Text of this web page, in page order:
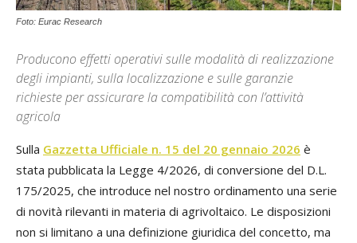
Foto: Eurac Research
Producono effetti operativi sulle modalità di realizzazione
degli impianti, sulla localizzazione e sulle garanzie
richieste per assicurare la compatibilità con l’attività
agricola
Sulla Gazzetta Ufficiale n. 15 del 20 gennaio 2026 è
stata pubblicata la Legge 4/2026, di conversione del D.L.
175/2025, che introduce nel nostro ordinamento una serie
di novità rilevanti in materia di agrivoltaico. Le disposizioni
non si limitano a una definizione giuridica del concetto, ma